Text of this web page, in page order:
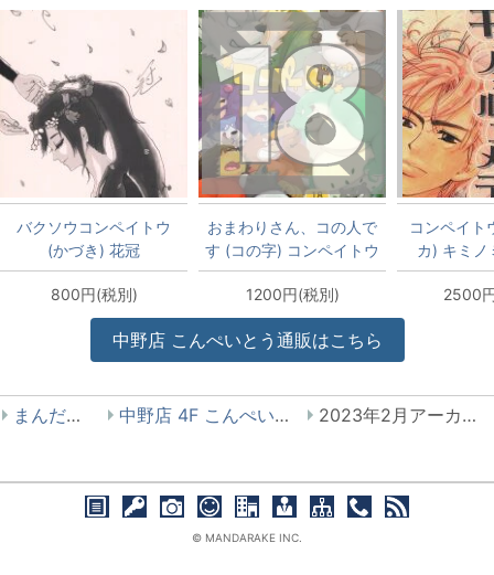
バクソウコンペイトウ
(かづき) 花冠
800円(税別)
おまわりさん、コの人で
す (コの字) コンペイトウ
ケモノ味
1200円(税別)
コンペイト
カ) キミノ
2500
中野店 こんぺいとう通販はこちら
まんだらけ 中野店 4F こんぺいとう 2023年2月アーカイブ
© MANDARAKE INC.